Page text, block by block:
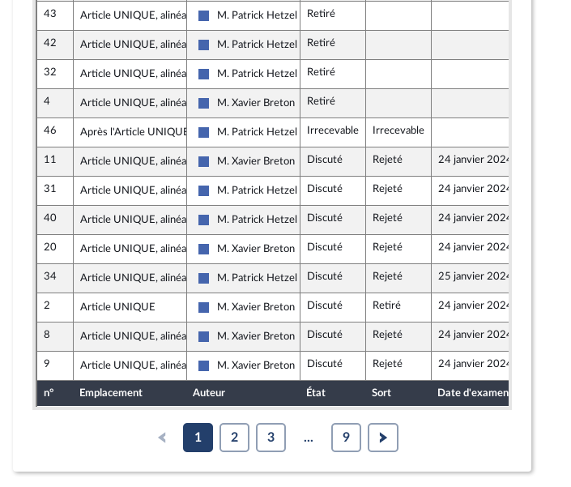
43 Article UNIQUE, alinéa 2
Les Républicains
M. Patrick Hetzel Retiré
42 Article UNIQUE, alinéa 2
Les Républicains
M. Patrick Hetzel Retiré
32 Article UNIQUE, alinéa 2
Les Républicains
M. Patrick Hetzel Retiré
4 Article UNIQUE, alinéa 2
Les Républicains
M. Xavier Breton Retiré
46 Après l'Article UNIQUE
Les Républicains
M. Patrick Hetzel Irrecevable Irrecevable
11 Article UNIQUE, alinéa 2
Les Républicains
M. Xavier Breton Discuté Rejeté 24 janvier 2024
31 Article UNIQUE, alinéa 2
Les Républicains
M. Patrick Hetzel Discuté Rejeté 24 janvier 2024
40 Article UNIQUE, alinéa 2
Les Républicains
M. Patrick Hetzel Discuté Rejeté 24 janvier 2024
20 Article UNIQUE, alinéa 2
Les Républicains
M. Xavier Breton Discuté Rejeté 24 janvier 2024
34 Article UNIQUE, alinéa 2
Les Républicains
M. Patrick Hetzel Discuté Rejeté 25 janvier 2024
2 Article UNIQUE
Les Républicains
M. Xavier Breton Discuté Retiré 24 janvier 2024
8 Article UNIQUE, alinéa 2
Les Républicains
M. Xavier Breton Discuté Rejeté 24 janvier 2024
9 Article UNIQUE, alinéa 2
Les Républicains
M. Xavier Breton Discuté Rejeté 24 janvier 2024
n° Emplacement Auteur État Sort Date d'examen
1 2 3 ... 9